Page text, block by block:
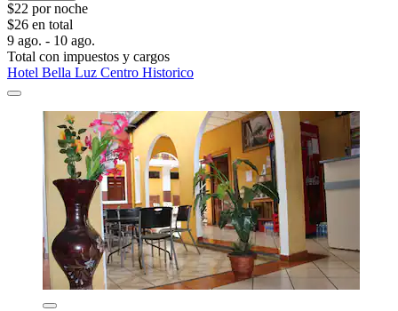
$22 por noche
$26 en total
9 ago. - 10 ago.
Total con impuestos y cargos
Hotel Bella Luz Centro Historico